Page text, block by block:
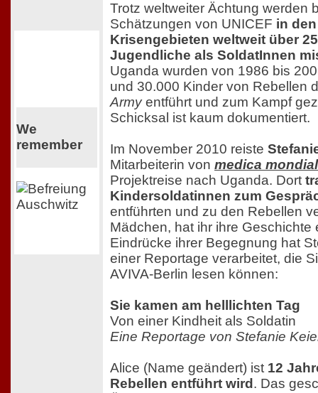
We
remember
Trotz weltweiter Ächtung werden
Schätzungen von UNICEF in
Krisengebieten weltweit über
Jugendliche als SoldatInnen
Uganda wurden von 1986 bis
und 30.000 Kinder von Rebellen
Armyentführt und zum Kampf
Schicksal ist kaum dokumentiert.
Im November 2010 reiste
Mitarbeiterin von medica
Projektreise nach Uganda. Dort
Kindersoldatinnen zum
entführten und zu den Rebellen
Mädchen, hat ihr ihre Geschichte
Eindrücke ihrer Begegnung hat
einer Reportage verarbeitet, die
AVIVA-Berlin lesen können:
Sie kamen am helllichten Tag
Von einer Kindheit als Soldatin
Eine Reportage von Stefanie
Alice (Name geändert) ist 12
Rebellen entführt wird . Das